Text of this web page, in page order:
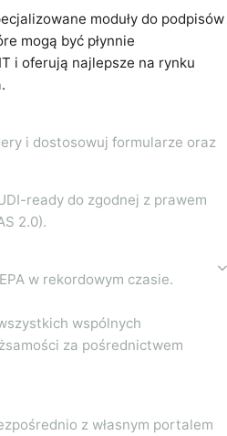
moduły do podpisów
mogą być płynnie
i oferują najlepsze na rynku
i dostosowuj formularze oraz
ready do zgodnej z prawem
2.0).
w rekordowym czasie.
wspólnych
za pośrednictwem
z własnym portalem